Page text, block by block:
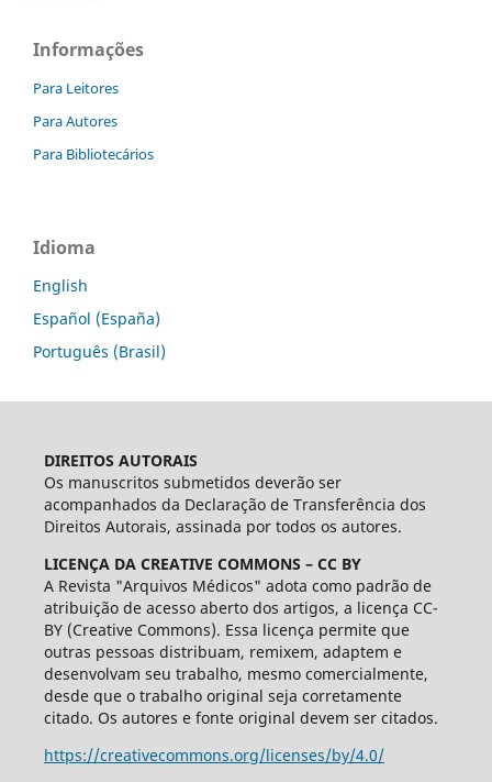
Informações
Para Leitores
Para Autores
Para Bibliotecários
Idioma
English
Español (España)
Português (Brasil)
DIREITOS AUTORAIS
Os manuscritos submetidos deverão ser
acompanhados da Declaração de Transferência dos
Direitos Autorais, assinada por todos os autores.
LICENÇA DA CREATIVE COMMONS – CC BY
A Revista "Arquivos Médicos" adota como padrão de
atribuição de acesso aberto dos artigos, a licença CC-
BY (Creative Commons). Essa licença permite que
outras pessoas distribuam, remixem, adaptem e
desenvolvam seu trabalho, mesmo comercialmente,
desde que o trabalho original seja corretamente
citado. Os autores e fonte original devem ser citados.
https://creativecommons.org/licenses/by/4.0/